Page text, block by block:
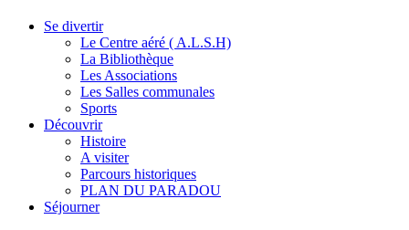
Se divertir
Le Centre aéré ( A.L.S.H)
La Bibliothèque
Les Associations
Les Salles communales
Sports
Découvrir
Histoire
A visiter
Parcours historiques
PLAN DU PARADOU
Séjourner